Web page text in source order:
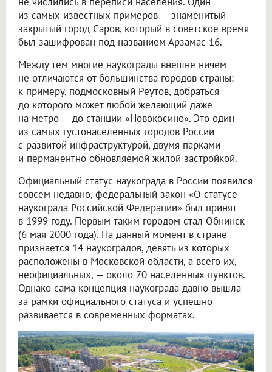
из самых известных примеров — знаменитый
закрытый город Саров, который в советское время
был зашифрован под названием Арзамас-16.
Между тем многие наукограды внешне ничем
не отличаются от большинства городов страны:
к примеру, подмосковный Реутов, добраться
до которого может любой желающий даже
на метро — до станции «Новокосино». Это один
из самых густонаселенных городов России
с развитой инфраструктурой, двумя парками
и перманентно обновляемой жилой застройкой.
Официальный статус наукограда в России появился
совсем недавно, федеральный закон «О статусе
наукограда Российской Федерации» был принят
в 1999 году. Первым таким городом стал Обнинск
(6 мая 2000 года). На данный момент в стране
признается 14 наукоградов, девять из которых
расположены в Московской области, а всего их,
неофициальных, — около 70 населенных пунктов.
Однако сама концепция наукограда давно вышла
за рамки официального статуса и успешно
развивается в современных форматах.